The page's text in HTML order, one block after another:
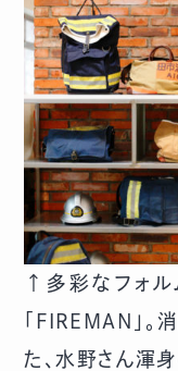
↑多彩なフォル
「FIREMAN」
た、水野さん渾身